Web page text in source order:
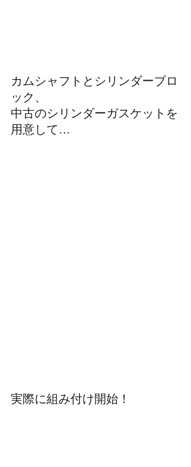
カムシャフトとシリンダーブロ
ック、
中古のシリンダーガスケットを
用意して…
実際に組み付け開始！